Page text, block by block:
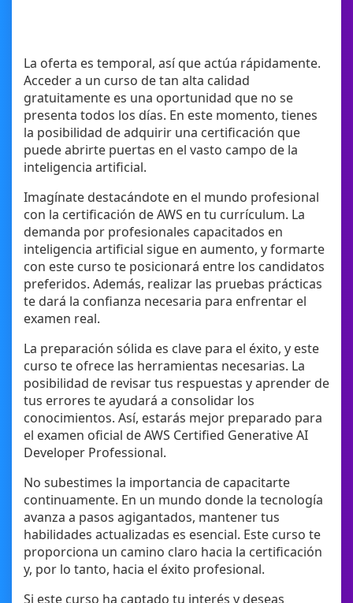
La oferta es temporal, así que actúa rápidamente.
Acceder a un curso de tan alta calidad
gratuitamente es una oportunidad que no se
presenta todos los días. En este momento, tienes
la posibilidad de adquirir una certificación que
puede abrirte puertas en el vasto campo de la
inteligencia artificial.
Imagínate destacándote en el mundo profesional
con la certificación de AWS en tu currículum. La
demanda por profesionales capacitados en
inteligencia artificial sigue en aumento, y formarte
con este curso te posicionará entre los candidatos
preferidos. Además, realizar las pruebas prácticas
te dará la confianza necesaria para enfrentar el
examen real.
La preparación sólida es clave para el éxito, y este
curso te ofrece las herramientas necesarias. La
posibilidad de revisar tus respuestas y aprender de
tus errores te ayudará a consolidar los
conocimientos. Así, estarás mejor preparado para
el examen oficial de AWS Certified Generative AI
Developer Professional.
No subestimes la importancia de capacitarte
continuamente. En un mundo donde la tecnología
avanza a pasos agigantados, mantener tus
habilidades actualizadas es esencial. Este curso te
proporciona un camino claro hacia la certificación
y, por lo tanto, hacia el éxito profesional.
Si este curso ha captado tu interés y deseas